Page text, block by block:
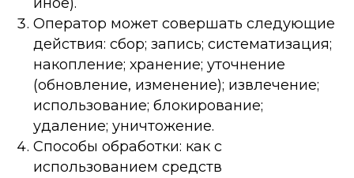
Оператор может совершать следующие
действия: сбор; запись; систематизация;
накопление; хранение; уточнение
(обновление, изменение); извлечение;
использование; блокирование;
удаление; уничтожение.
Способы обработки: как с
использованием средств